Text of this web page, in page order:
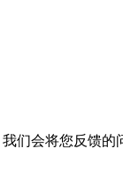
们会将您反馈